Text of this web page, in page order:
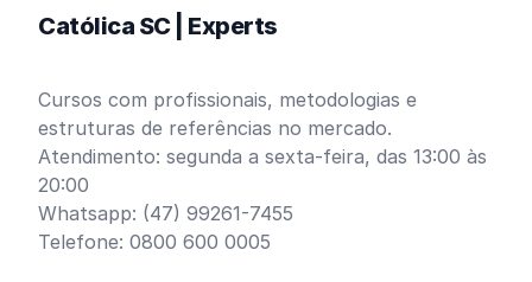
Católica SC | Experts
Cursos com profissionais, metodologias e
estruturas de referências no mercado.
Atendimento: segunda a sexta-feira, das 13:00 às
20:00
Whatsapp: (47) 99261-7455
Telefone: 0800 600 0005